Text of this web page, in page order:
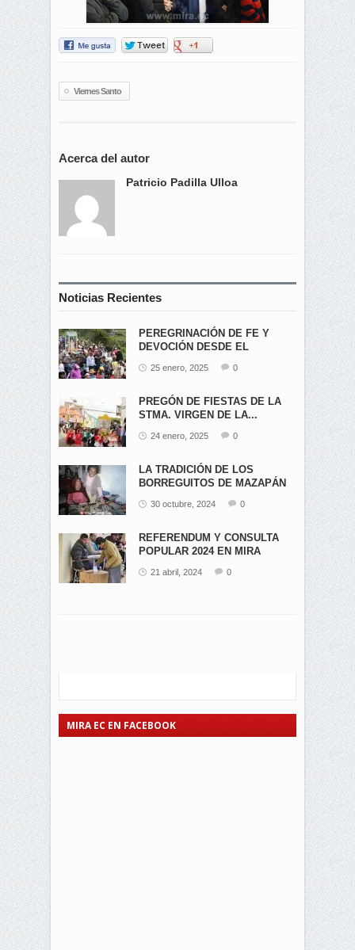
Viernes Santo
Acerca del autor
Patricio Padilla Ulloa
Noticias Recientes
PEREGRINACIÓN DE FE Y
DEVOCIÓN DESDE EL
25 enero, 2025 0
PREGÓN DE FIESTAS DE LA
STMA. VIRGEN DE LA...
24 enero, 2025 0
LA TRADICIÓN DE LOS
BORREGUITOS DE MAZAPÁN
30 octubre, 2024 0
REFERENDUM Y CONSULTA
POPULAR 2024 EN MIRA
21 abril, 2024 0
MIRA EC EN FACEBOOK